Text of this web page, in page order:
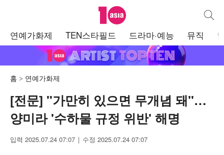
텐아시아 통합
연예가화제 TEN스타필드 드라마·예능 뮤직
홈 연예가화제
[전문] "가만히 있으면 무개념 돼"…
양미라 '수하물 규정 위반' 해명
입력 2025.07.24 07:07 수정 2025.07.24 07:07